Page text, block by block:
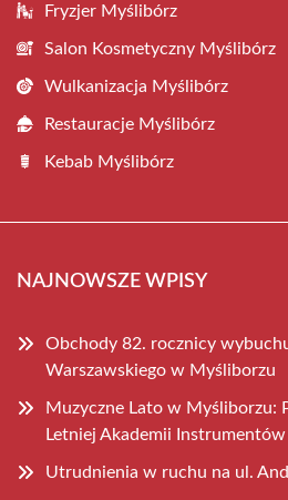
Fryzjer Myślibórz
Salon Kosmetyczny Myślibórz
Wulkanizacja Myślibórz
Restauracje Myślibórz
Kebab Myślibórz
NAJNOWSZE WPISY
Obchody 82. rocznicy
Warszawskiego w Myśliborzu
Muzyczne Lato w Myśliborzu:
Letniej Akademii
Utrudnienia w ruchu na ul.